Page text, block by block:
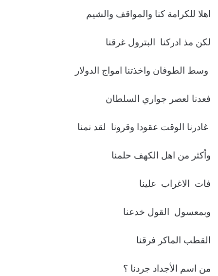
اهلا للكرامة كنا والمواقف والشيم
لكن مذ ادركنا البترول غرقنا
وسط الطوفان واخذتنا امواج الدولار
فعدنا لعصر جواري السلطان
غادرنا الوقت عقودا وقرونا لقد نمنا
وأكثر من اهل الكهف حلمنا
فات الاغراب علينا
وبمعسول القول خدعنا
القطب الماكر فرقنا
من اسم الأجداد جردنا ؟